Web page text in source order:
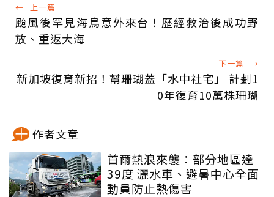
← 上一篇
颱風後罕見海鳥意外來台！歷經救治後成功野
放、重返大海
下一篇 →
新加坡復育新招！幫珊瑚蓋「水中社宅」 計劃1
0年復育10萬株珊瑚
作者文章
首爾熱浪來襲：部分地區達
39度 灑水車、避暑中心全面
動員防止熱傷害